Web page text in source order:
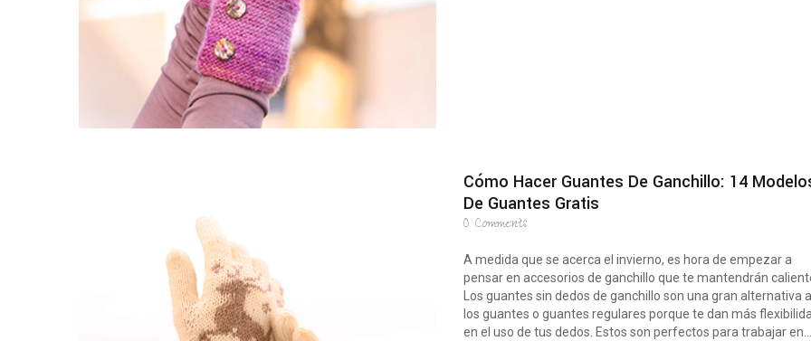
Cómo Hacer Guantes De Ganchillo: 14
De Guantes Gratis
0Comments
A medida que se acerca el invierno, es hora de empezar a
pensar en accesorios de ganchillo que te mantendrán
Los guantes sin dedos de ganchillo son una gran alternativa a
los guantes o guantes regulares porque te dan más
en el uso de tus dedos. Estos son perfectos para trabajar en...